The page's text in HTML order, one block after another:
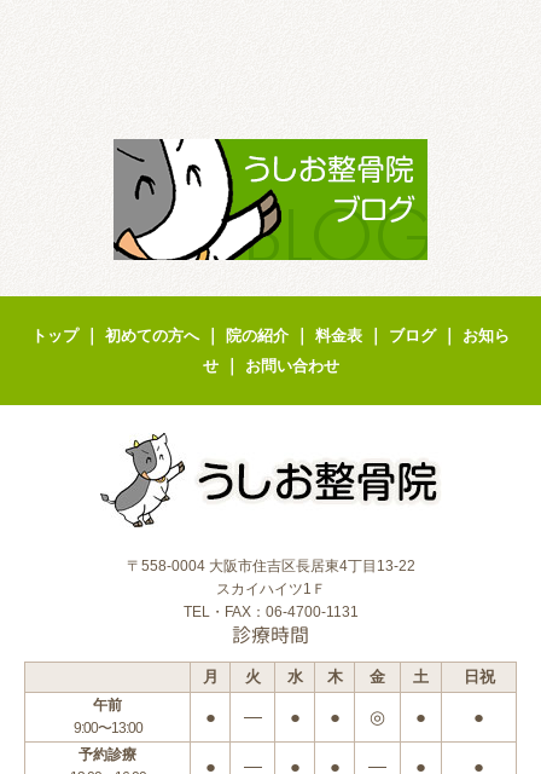
トップ｜ 初めての方へ｜ 院の紹介 ｜ 料金表 ｜ ブログ｜ お知ら
せ｜ お問い合わせ
〒558-0004 大阪市住吉区長居東4丁目13-22
スカイハイツ1Ｆ
TEL・FAX：06-4700-1131
診療時間
月 火 水 木 金 土 日祝
午前
9:00〜13:00
● ― ● ● ◎ ● ●
予約診療
● ― ● ● ― ● ●